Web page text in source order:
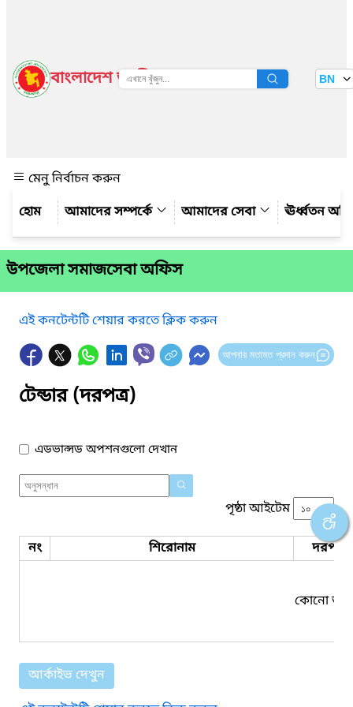
বাংলাদেশ জাতীয় তথ্য বাতায়ন BN
মেনু নির্বাচন করুন
আমাদের সম্পর্কে
আমাদের সেবা ঊর্ধ্বতন
উপজেলা সমাজসেবা অফিস
এই কনটেন্টটি শেয়ার করতে ক্লিক করুন
আপনার মতামত প্রদান করুন
টেন্ডার (দরপত্র)
এডভান্সড অপশনগুলো দেখান
পৃষ্ঠা আইটেম
নং শিরোনাম দরপত্র
কোনো তথ্য
আর্কাইভ দেখুন